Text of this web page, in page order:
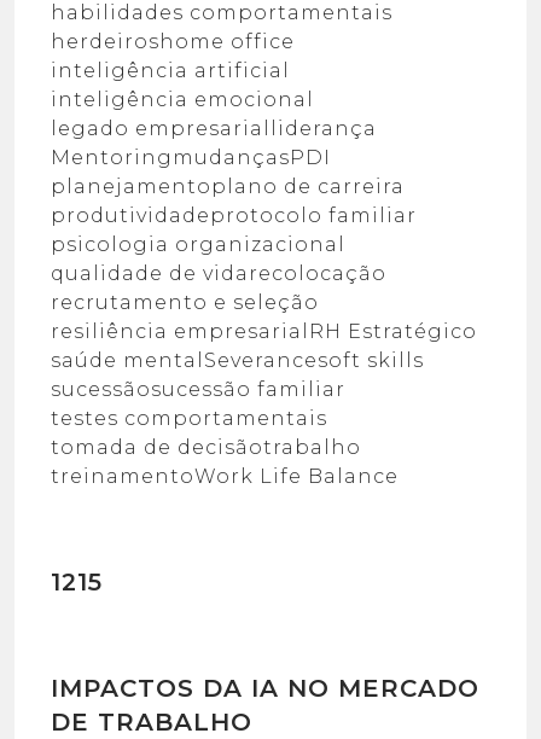
habilidades comportamentais
herdeiroshome office
inteligência artificial
inteligência emocional
legado empresarial
liderança
Mentoring mudançasPDI
planejamento plano de carreira
produtividade protocolo familiar
psicologia organizacional
qualidade de vida recolocação
recrutamento e seleção
resiliência empresarial RH Estratégico
saúde mental Severancesoft skills
sucessãosucessão familiar
testes comportamentais
tomada de decisãotrabalho
treinamentoWork Life Balance
1215
IMPACTOS DA IA NO MERCADO
DE TRABALHO